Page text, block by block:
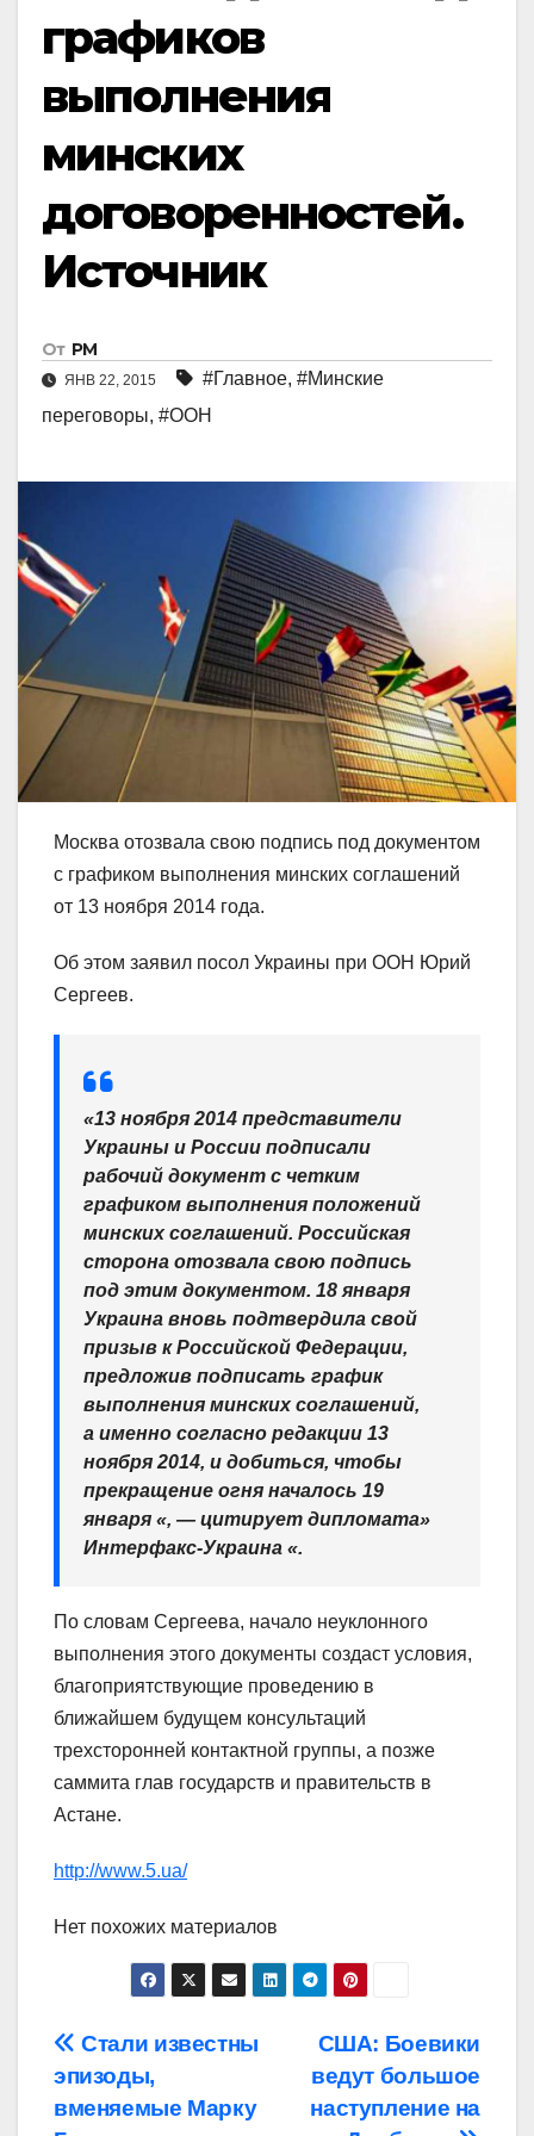
графиков
выполнения
минских
договоренностей.
Источник
От РМ
ЯНВ 22, 2015 #Главное, #Минские
переговоры, #ООН
Москва отозвала свою подпись под документом
с графиком выполнения минских соглашений
от 13 ноября 2014 года.
Об этом заявил посол Украины при ООН Юрий
Сергеев.
«13 ноября 2014 представители
Украины и России подписали
рабочий документ с четким
графиком выполнения положений
минских соглашений. Российская
сторона отозвала свою подпись
под этим документом. 18 января
Украина вновь подтвердила свой
призыв к Российской Федерации,
предложив подписать график
выполнения минских соглашений,
а именно согласно редакции 13
ноября 2014, и добиться, чтобы
прекращение огня началось 19
января «, — цитирует дипломата»
Интерфакс-Украина «.
По словам Сергеева, начало неуклонного
выполнения этого документы создаст условия,
благоприятствующие проведению в
ближайшем будущем консультаций
трехсторонней контактной группы, а позже
саммита глав государств и правительств в
Астане.
http://www.5.ua/
Нет похожих материалов
Навигация
по
США: Боевики
ведут большое
наступление на
Стали известны
эпизоды,
вменяемые Марку